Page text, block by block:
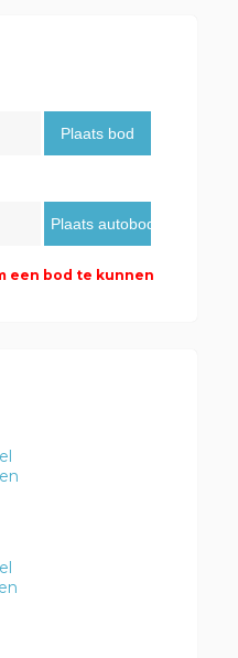
een bod te kunnen